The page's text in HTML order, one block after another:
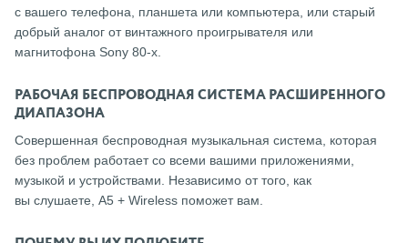
с вашего телефона, планшета или компьютера, или старый
добрый аналог от винтажного проигрывателя или
магнитофона Sony 80-х.
РАБОЧАЯ БЕСПРОВОДНАЯ СИСТЕМА РАСШИРЕННОГО
ДИАПАЗОНА
Совершенная беспроводная музыкальная система, которая
без проблем работает со всеми вашими приложениями,
музыкой и устройствами. Независимо от того, как
вы слушаете, A5 + Wireless поможет вам.